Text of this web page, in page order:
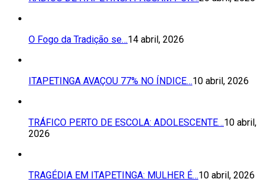
O Fogo da Tradição se…14 abril, 2026
ITAPETINGA AVAÇOU 77% NO ÍNDICE…10 abril, 2026
TRÁFICO PERTO DE ESCOLA: ADOLESCENTE…10 abril,
2026
TRAGÉDIA EM ITAPETINGA: MULHER É…10 abril, 2026